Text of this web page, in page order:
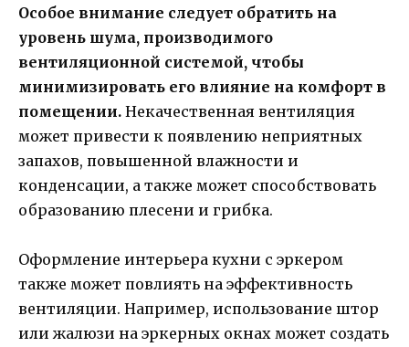
Особое внимание следует обратить на
уровень шума, производимого
вентиляционной системой, чтобы
минимизировать его влияние на комфорт в
помещении. Некачественная вентиляция
может привести к появлению неприятных
запахов, повышенной влажности и
конденсации, а также может способствовать
образованию плесени и грибка.
Оформление интерьера кухни с эркером
также может повлиять на эффективность
вентиляции. Например, использование штор
или жалюзи на эркерных окнах может создать